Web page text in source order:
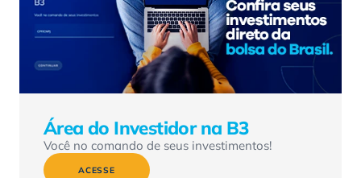
Área do Investidor na B3
Você no comando de seus investimentos!
ACESSE